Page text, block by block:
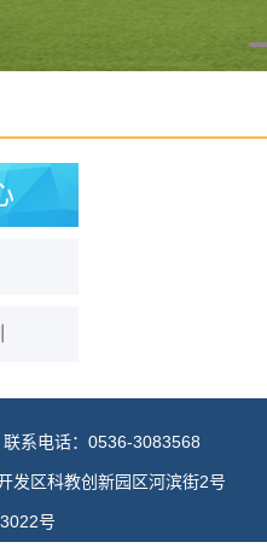
系电话：0536-3083568
发区科教创新园区河滨街2号
号